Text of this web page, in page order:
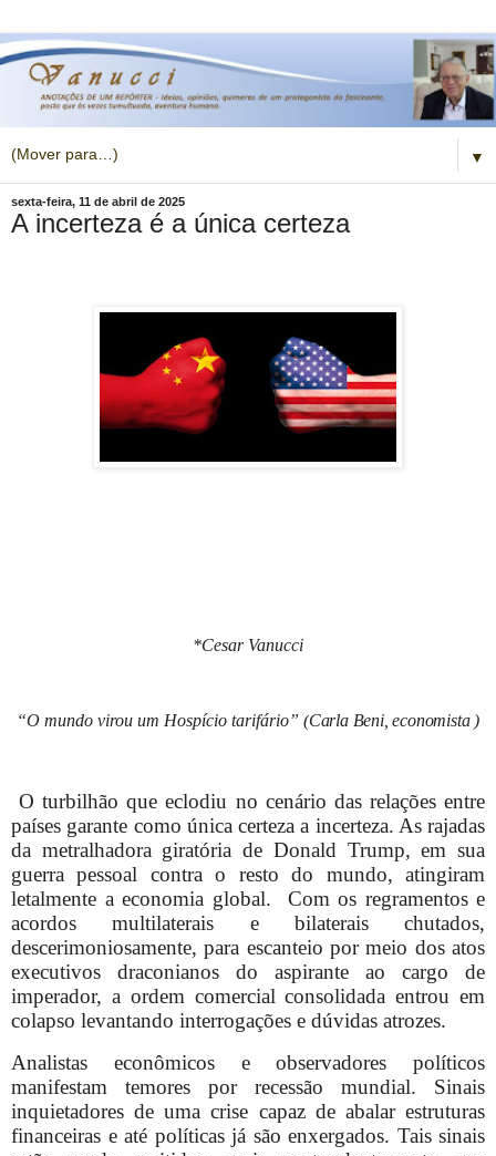
▼
sexta-feira, 11 de abril de 2025
A incerteza é a única certeza
*Cesar Vanucci
“O mundo virou um Hospício tarifário” (Carla Beni, economista )
O turbilhão que eclodiu no cenário das relações entre
países garante como única certeza a incerteza. As rajadas
da metralhadora giratória de Donald Trump, em sua
guerra pessoal contra o resto do mundo, atingiram
letalmente a economia global.
Com os regramentos e
acordos multilaterais e bilaterais chutados,
descerimoniosamente, para escanteio por meio dos atos
executivos draconianos do aspirante ao cargo de
imperador, a ordem comercial consolidada entrou em
colapso levantando interrogações e dúvidas atrozes.
Analistas econômicos e observadores políticos
manifestam temores por recessão mundial. Sinais
inquietadores de uma crise capaz de abalar estruturas
financeiras e até políticas já são enxergados. Tais sinais